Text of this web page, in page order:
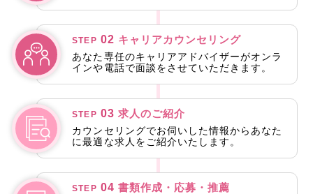
STEP 02 キャリアカウンセリング
あなた専任のキャリアアドバイザーがオンラ
インや電話で面談をさせていただきます。
STEP 03 求人のご紹介
カウンセリングでお伺いした情報からあなた
に最適な求人をご紹介いたします。
STEP 04 書類作成・応募・推薦